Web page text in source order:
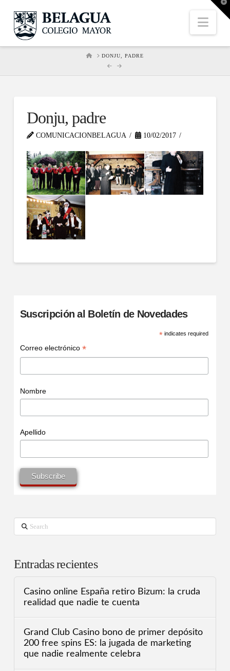
HOMEDONJU, PADRE
Donju, padre
COMUNICACIONBELAGUA 10/02/2017
Suscripción al Boletín de Novedades
*indicates required
Correo electrónico *
Nombre
Apellido
Search
Entradas recientes
Casino online España retiro Bizum: la cruda
realidad que nadie te cuenta
Grand Club Casino bono de primer depósito
200 free spins ES: la jugada de marketing
que nadie realmente celebra